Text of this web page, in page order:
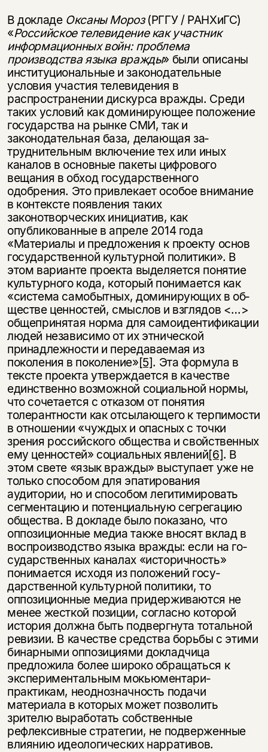
В докладе Оксаны Мороз(РГГУ / РАНХиГС)
«Российское телевидение какучастник
информационных войн: проблема
производства языка вражды» были описаны
институциональные и законодательные
условия участия телевидения в
распространении дискурса вражды. Среди
таких условий как доминирующее положение
государства на рынке СМИ, так и
законодательная база, делающая за­
труднительным включение тех или иных
каналов в основные пакеты цифрового
вещания в обход государственного
одобрения. Это привлекает особое внимание
в контексте появления таких
законотворческих инициатив, как
опубликованные в апреле 2014 года
«Материалы и предложения к проекту основ
государственной культурной политики». В
этом варианте проекта выделяется понятие
культур­ного кода, который понимается как
«система самобытных, доминирующих в об­
ществе ценностей, смыслов и взглядов <…>
общепринятая норма для самоиден­тификации
людей независимо от их этнической
принадлежности и передаваемая из
поколения в поколение»[5]. Эта формула в
тексте проекта утверждается в каче­стве
единственно возможной социальной нормы,
что сочетается с отказом от по­нятия
толерантности как отсылающего к терпимости
в отношении «чуждых и опасных с точки
зрения российского общества и свойственных
ему ценностей» социальных явлений[6]. В
этом свете «язык вражды» выступает уже не
только спо­собом для эпатирования
аудитории, но и способом легитимировать
сегментацию и потенциальную сегрегацию
общества. В докладе было показано, что
оппози­ционные медиа также вносят вклад в
воспроизводство языка вражды: если на го­
сударственных каналах «историчность»
понимается исходя из положений госу­
дарственной культурной политики, то
оппозиционные медиа придерживаются не
менее жесткой позиции, согласно которой
история должна быть подвергнута тотальной
ревизии. В качестве средства борьбы с этими
бинарными оппозициями докладчица
предложила более широко обращаться к
экспериментальным мокьюментари-
практикам, неоднозначность подачи
материала в которых может позво­лить
зрителю выработать собственные
рефлексивные стратегии, не подвержен­ные
влиянию идеологических нарративов.